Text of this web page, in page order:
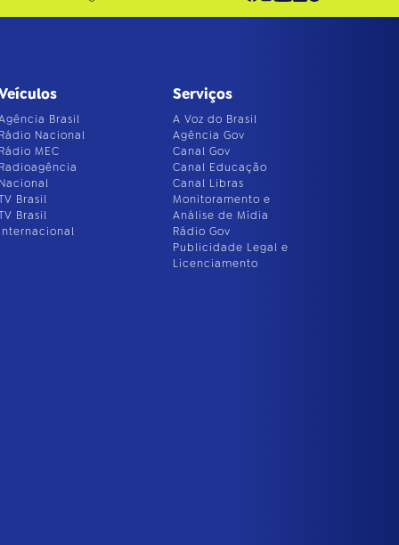
Brasil
Rádio Nacional
Rádio MEC
Radioagência
Nacional
Brasil
Brasil
Internacional
Serviços
A Voz do Brasil
Agência Gov
Canal Gov
Canal Educação
Canal Libras
Monitoramento e
Análise de Mídia
Rádio Gov
Publicidade Legal e
Licenciamento